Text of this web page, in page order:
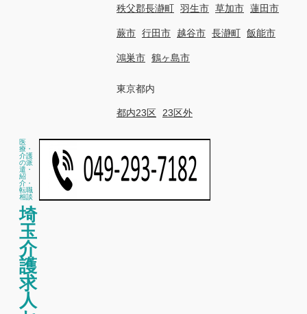
秩父郡長瀞町 羽生市 草加市 蓮田市
蕨市 行田市 越谷市 長瀞町 飯能市
鴻巣市 鶴ヶ島市
東京都内
都内23区 23区外
医
療・
介護
の派
遣・
紹
介・
転職
相談
埼
玉
介
護
求
人